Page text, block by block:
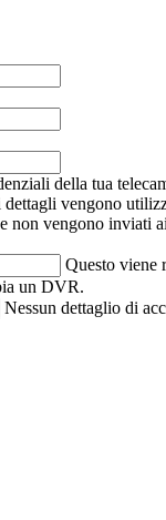
della tua
vengono
non vengono inviati
Questo viene
un DVR.
Nessun dettaglio di